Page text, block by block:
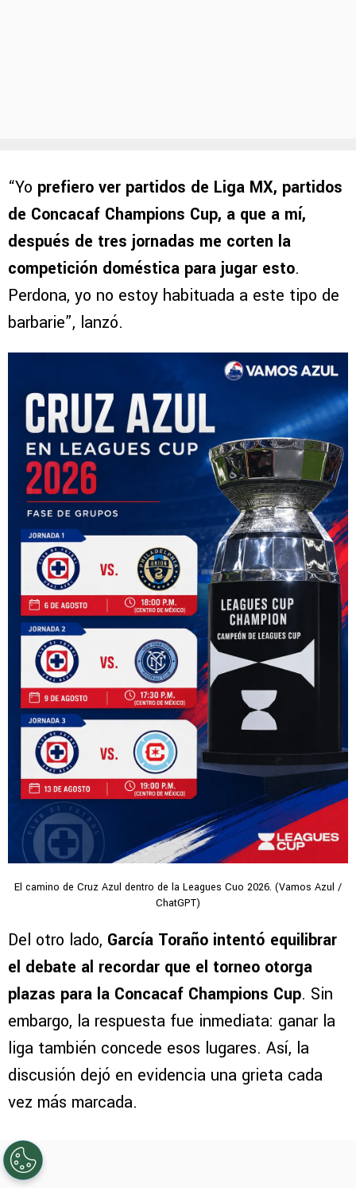
“Yo prefiero ver partidos de Liga MX, partidos
de Concacaf Champions Cup, a que a mí,
después de tres jornadas me corten la
competición doméstica para jugar esto.
Perdona, yo no estoy habituada a este tipo de
barbarie”, lanzó.
El camino de Cruz Azul dentro de la Leagues Cuo 2026. (Vamos Azul /
ChatGPT)
Del otro lado, García Toraño intentó equilibrar
el debate al recordar que el torneo otorga
plazas para la Concacaf Champions Cup. Sin
embargo, la respuesta fue inmediata: ganar la
liga también concede esos lugares. Así, la
discusión dejó en evidencia una grieta cada
vez más marcada.